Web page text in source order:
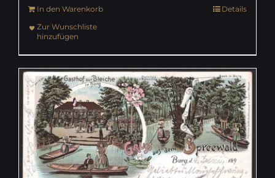
In den Warenkorb
Details
Zur Wunschliste
hinzufügen